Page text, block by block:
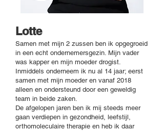
Lotte
Samen met mijn 2 zussen ben ik opgegroeid
in een echt ondernemersgezin. Mijn vader
was kapper en mijn moeder drogist.
Inmiddels onderneem ik nu al 14 jaar; eerst
samen met mijn moeder en vanaf 2018
alleen en ondersteund door een geweldig
team in beide zaken.
De afgelopen jaren ben ik mij steeds meer
gaan verdiepen in gezondheid, leefstijl,
orthomoleculaire therapie en heb ik daar